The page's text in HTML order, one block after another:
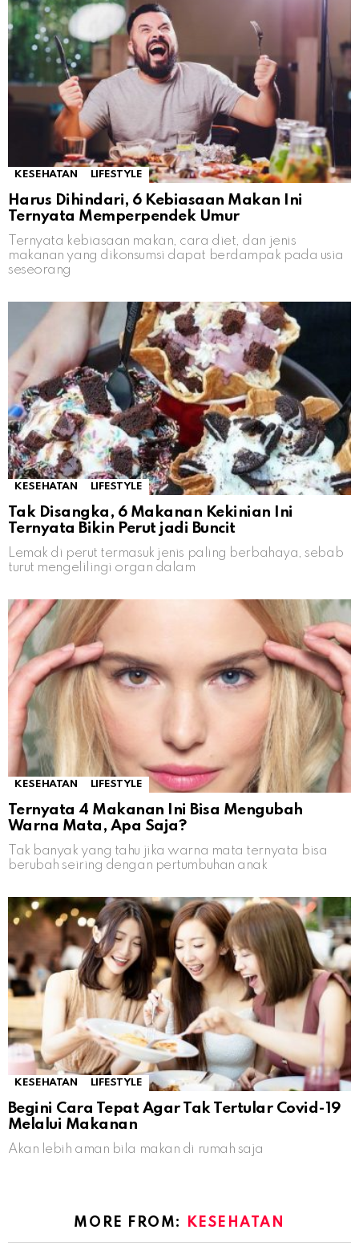
KESEHATAN LIFESTYLE
Harus Dihindari, 6 Kebiasaan Makan Ini
Ternyata Memperpendek Umur
Ternyata kebiasaan makan, cara diet, dan jenis
makanan yang dikonsumsi dapat berdampak pada usia
seseorang
KESEHATAN LIFESTYLE
Tak Disangka, 6 Makanan Kekinian Ini
Ternyata Bikin Perut jadi Buncit
Lemak di perut termasuk jenis paling berbahaya, sebab
turut mengelilingi organ dalam
KESEHATAN LIFESTYLE
Ternyata 4 Makanan Ini Bisa Mengubah
Warna Mata, Apa Saja?
Tak banyak yang tahu jika warna mata ternyata bisa
berubah seiring dengan pertumbuhan anak
KESEHATAN LIFESTYLE
Begini Cara Tepat Agar Tak Tertular Covid-19
Melalui Makanan
Akan lebih aman bila makan di rumah saja
MORE FROM: KESEHATAN